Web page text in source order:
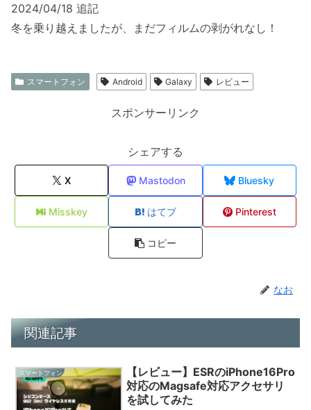
2024/04/18 追記
冬を乗り越えましたが、まだフィルムの剥がれなし！
スマートフォン Android Galaxy レビュー
スポンサーリンク
シェアする
X Mastodon Bluesky
Misskey はてブ Pinterest
コピー
なお
関連記事
スマートフォン
【レビュー】ESRのiPhone16Pro
対応のMagsafe対応アクセサリ
を試してみた